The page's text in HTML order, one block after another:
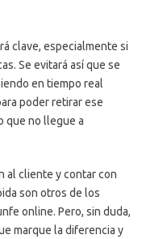
clave, especialmente si
Se evitará así que se
en tiempo real
poder retirar ese
que no llegue a
al cliente y contar con
son otros de los
online. Pero, sin duda,
marque la diferencia y